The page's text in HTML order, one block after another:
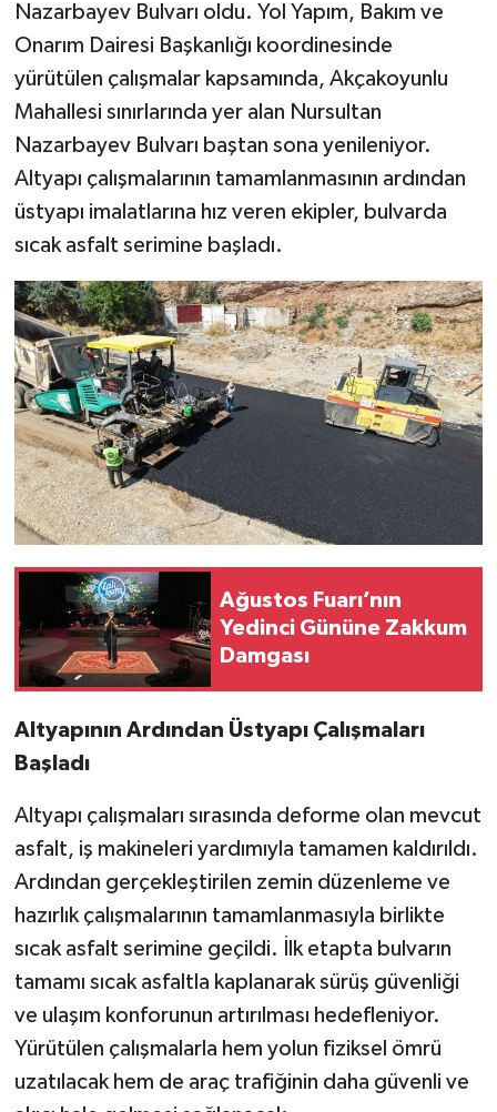
Nazarbayev Bulvarı oldu. Yol Yapım, Bakım ve
Onarım Dairesi Başkanlığı koordinesinde
yürütülen çalışmalar kapsamında, Akçakoyunlu
Mahallesi sınırlarında yer alan Nursultan
Nazarbayev Bulvarı baştan sona yenileniyor.
Altyapı çalışmalarının tamamlanmasının ardından
üstyapı imalatlarına hız veren ekipler, bulvarda
sıcak asfalt serimine başladı.
Ağustos Fuarı’nın
Yedinci Gününe Zakkum
Damgası
Altyapının Ardından Üstyapı Çalışmaları
Başladı
Altyapı çalışmaları sırasında deforme olan mevcut
asfalt, iş makineleri yardımıyla tamamen kaldırıldı.
Ardından gerçekleştirilen zemin düzenleme ve
hazırlık çalışmalarının tamamlanmasıyla birlikte
sıcak asfalt serimine geçildi. İlk etapta bulvarın
tamamı sıcak asfaltla kaplanarak sürüş güvenliği
ve ulaşım konforunun artırılması hedefleniyor.
Yürütülen çalışmalarla hem yolun fiziksel ömrü
uzatılacak hem de araç trafiğinin daha güvenli ve